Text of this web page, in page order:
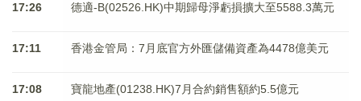
17:26 德適-B(02526.HK)中期歸母淨虧損擴大至5588.3萬元
17:11 香港金管局：7月底官方外匯儲備資產為4478億美元
17:08 寶龍地產(01238.HK)7月合約銷售額約5.5億元